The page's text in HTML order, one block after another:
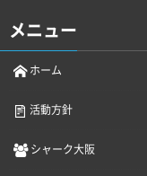
メニュー
ホーム
活動方針
シャーク大阪